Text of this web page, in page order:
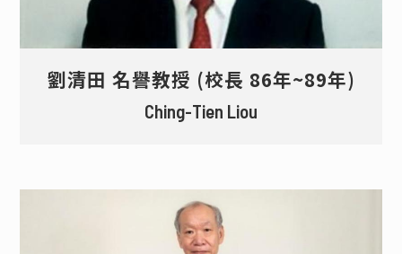
劉清田 名譽教授 (校長 86年~89年)
Ching-Tien Liou